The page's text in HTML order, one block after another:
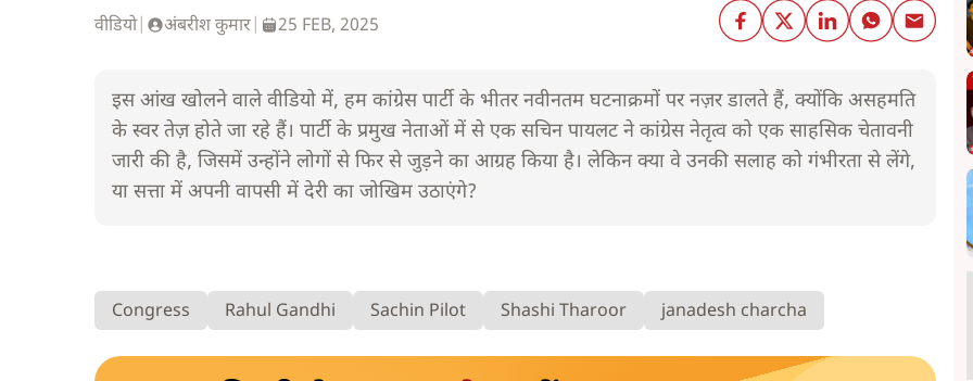
वीडियो| अंबरीश कुमार| 25 FEB, 2025
इस आंख खोलने वाले वीडियो में, हम कांग्रेस पार्टी के भीतर नवीनतम घटनाक्रमों पर नज़र डालते हैं, क्योंकि असहमति
के स्वर तेज़ होते जा रहे हैं। पार्टी के प्रमुख नेताओं में से एक सचिन पायलट ने कांग्रेस नेतृत्व को एक साहसिक चेतावनी
जारी की है, जिसमें उन्होंने लोगों से फिर से जुड़ने का आग्रह किया है। लेकिन क्या वे उनकी सलाह को गंभीरता से लेंगे,
या सत्ता में अपनी वापसी में देरी का जोखिम उठाएंगे?
Congress Rahul Gandhi Sachin Pilot Shashi Tharoor janadesh charcha